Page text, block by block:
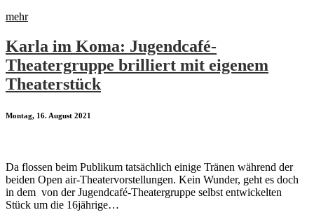
mehr
Karla im Koma: Jugendcafé-
Theatergruppe brilliert mit eigenem
Theaterstück
Montag, 16. August 2021
Da flossen beim Publikum tatsächlich einige Tränen während der
beiden Open air-Theatervorstellungen. Kein Wunder, geht es doch
in dem von der Jugendcafé-Theatergruppe selbst entwickelten
Stück um die 16jährige…